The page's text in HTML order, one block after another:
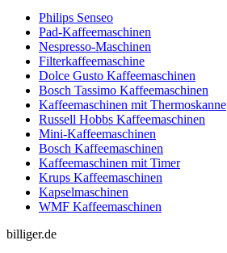
Philips Senseo
Pad-Kaffeemaschinen
Nespresso-Maschinen
Filterkaffeemaschine
Dolce Gusto Kaffeemaschinen
Bosch Tassimo Kaffeemaschinen
Kaffeemaschinen mit Thermoskanne
Russell Hobbs Kaffeemaschinen
Mini-Kaffeemaschinen
Bosch Kaffeemaschinen
Kaffeemaschinen mit Timer
Krups Kaffeemaschinen
Kapselmaschinen
WMF Kaffeemaschinen
billiger.de